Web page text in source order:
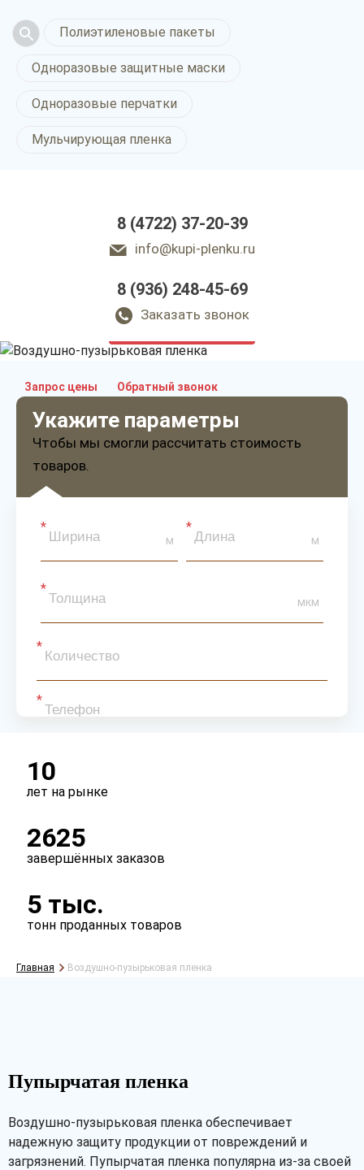
Полиэтиленовые пакеты
Одноразовые защитные маски
Одноразовые перчатки
Мульчирующая пленка
8 (4722) 37-20-39
info@kupi-plenku.ru
8 (936) 248-45-69
Заказать звонок
Воздушно-пузырьковая
пленка в Белгороде
Запрос цены Обратный звонок
Укажите параметры
Чтобы мы смогли рассчитать стоимость
товаров.
м м
мкм
10
лет на рынке
2625
завершённых заказов
5 тыс.
тонн проданных товаров
Главная Воздушно-пузырьковая пленка
Пупырчатая пленка
Воздушно-пузырьковая пленка обеспечивает
надежную защиту продукции от повреждений и
загрязнений. Пупырчатая пленка популярна из-за своей